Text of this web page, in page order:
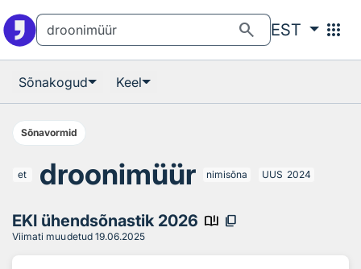
search EST apps
Sõnakogud Keel
Sõnavormid
et droonimüür nimisõna UUS 2024
EKI ühendsõnastik 2026 book_ribbon content_copy
Viimati muudetud 19.06.2025